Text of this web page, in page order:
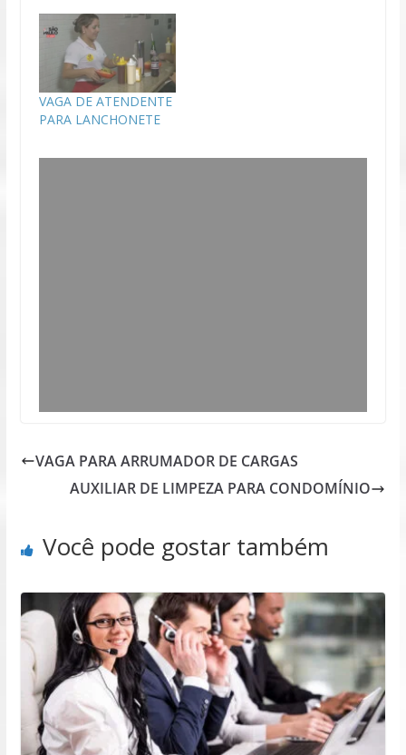
VAGA DE ATENDENTE
PARA LANCHONETE
VAGA PARA ARRUMADOR DE CARGAS
AUXILIAR DE LIMPEZA PARA CONDOMÍNIO
Você pode gostar também